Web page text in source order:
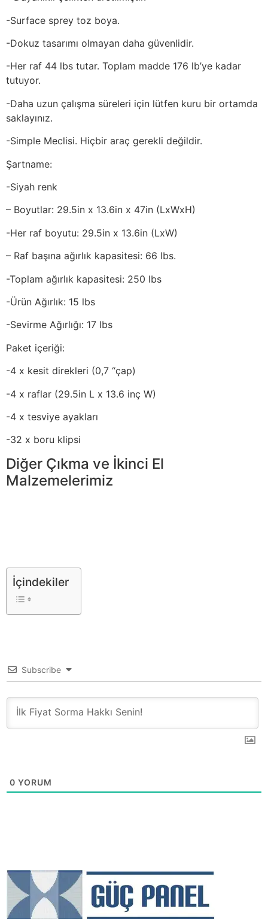
-Surface sprey toz boya.
-Dokuz tasarımı olmayan daha güvenlidir.
-Her raf 44 lbs tutar. Toplam madde 176 lb’ye kadar
tutuyor.
-Daha uzun çalışma süreleri için lütfen kuru bir ortamda
saklayınız.
-Simple Meclisi. Hiçbir araç gerekli değildir.
Şartname:
-Siyah renk
– Boyutlar: 29.5in x 13.6in x 47in (LxWxH)
-Her raf boyutu: 29.5in x 13.6in (LxW)
– Raf başına ağırlık kapasitesi: 66 lbs.
-Toplam ağırlık kapasitesi: 250 lbs
-Ürün Ağırlık: 15 lbs
-Sevirme Ağırlığı: 17 lbs
Paket içeriği:
-4 x kesit direkleri (0,7 “çap)
-4 x raflar (29.5in L x 13.6 inç W)
-4 x tesviye ayakları
-32 x boru klipsi
Diğer Çıkma ve İkinci El
Malzemelerimiz
İçindekiler
Subscribe
0 YORUM